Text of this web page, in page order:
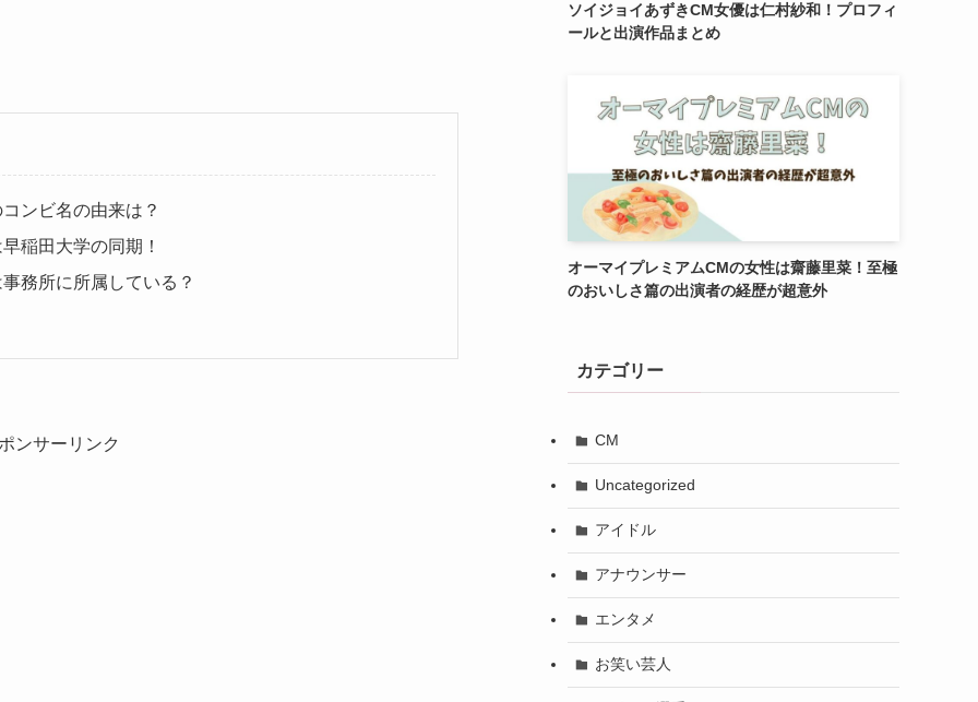
ンビ名の由来は？
稲田大学の同期！
務所に所属している？
ンサーリンク
ソイジョイあずきCM女優は仁村紗和！プロフィ
ールと出演作品まとめ
オーマイプレミアムCMの女性は齋藤里菜！至極
のおいしさ篇の出演者の経歴が超意外
カテゴリー
CM
Uncategorized
アイドル
アナウンサー
エンタメ
お笑い芸人